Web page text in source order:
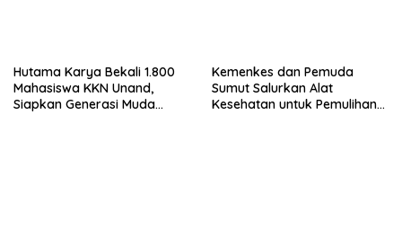
Hutama Karya Bekali 1.800
Mahasiswa KKN Unand,
Siapkan Generasi Muda
Kemenkes dan Pemuda
Sumut Salurkan Alat
Kesehatan untuk Pemulihan